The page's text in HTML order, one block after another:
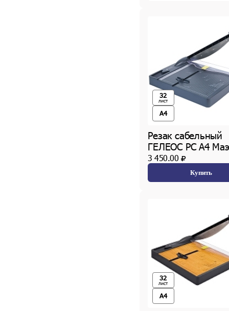
32
лист
A4
Резак сабельный
ГЕЛЕОС РС A4
3 450.00
Купить
32
лист
A4